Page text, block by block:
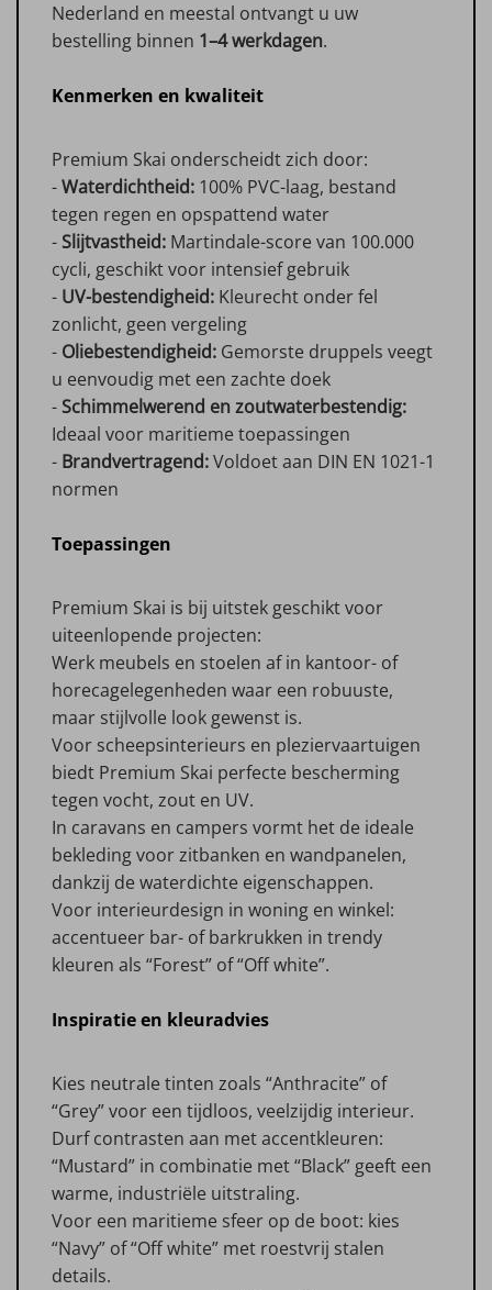
Nederland en meestal ontvangt u uw
bestelling binnen 1–4 werkdagen.
Kenmerken en kwaliteit
Premium Skai onderscheidt zich door:
-Waterdichtheid: 100% PVC-laag, bestand
tegen regen en opspattend water
-Slijtvastheid: Martindale-score van 100.000
cycli, geschikt voor intensief gebruik
- UV-bestendigheid: Kleurecht onder fel
zonlicht, geen vergeling
- Oliebestendigheid: Gemorste druppels veegt
u eenvoudig met een zachte doek
-Schimmelwerend en zoutwaterbestendig:
Ideaal voor maritieme toepassingen
- Brandvertragend:Voldoet aan DIN EN 1021-1
normen
Toepassingen
Premium Skai is bij uitstek geschikt voor
uiteenlopende projecten:
Werk meubels en stoelen af in kantoor- of
horecagelegenheden waar een robuuste,
maar stijlvolle look gewenst is.
Voor scheepsinterieurs en pleziervaartuigen
biedt Premium Skai perfecte bescherming
tegen vocht, zout en UV.
In caravans en campers vormt het de ideale
bekleding voor zitbanken en wandpanelen,
dankzij de waterdichte eigenschappen.
Voor interieurdesign in woning en winkel:
accentueer bar- of barkrukken in trendy
kleuren als “Forest” of “Off white”.
Inspiratie en kleuradvies
Kies neutrale tinten zoals “Anthracite” of
“Grey” voor een tijdloos, veelzijdig interieur.
Durf contrasten aan met accentkleuren:
“Mustard” in combinatie met “Black” geeft een
warme, industriële uitstraling.
Voor een maritieme sfeer op de boot: kies
“Navy” of “Off white” met roestvrij stalen
details.